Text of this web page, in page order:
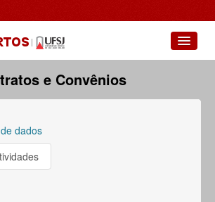
e Convênios
dados